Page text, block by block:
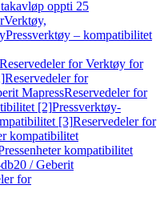
oppti 25
Verktøy,
Pressverktøy – kompatibilitet
Reservedeler for Verktøy for
Reservedeler for
MapressReservedeler for
[2]Pressverktøy-
[3]Reservedeler for
kompatibilitet
kompatibilitet
/ Geberit
for